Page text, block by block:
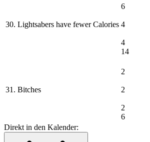
30. Lightsabers have fewer Calories
6
4
4
14
31. Bitches
2
2
2
6
Direkt in den Kalender: